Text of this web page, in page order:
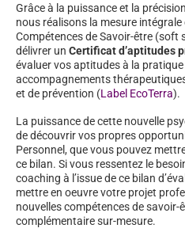
Grâce à la puissance et la
nous réalisons la mesure
Compétences de Savoir-être (soft
délivrer un Certificat d’aptitudes
évaluer vos aptitudes à la
accompagnements
et de prévention (Label EcoTerra).
La puissance de cette nouvelle
de découvrir vos propres
Personnel, que vous pouvez
ce bilan. Si vous ressentez le
coaching à l’issue de ce bilan
mettre en oeuvre votre projet
nouvelles compétences de
complémentaire sur-mesure.